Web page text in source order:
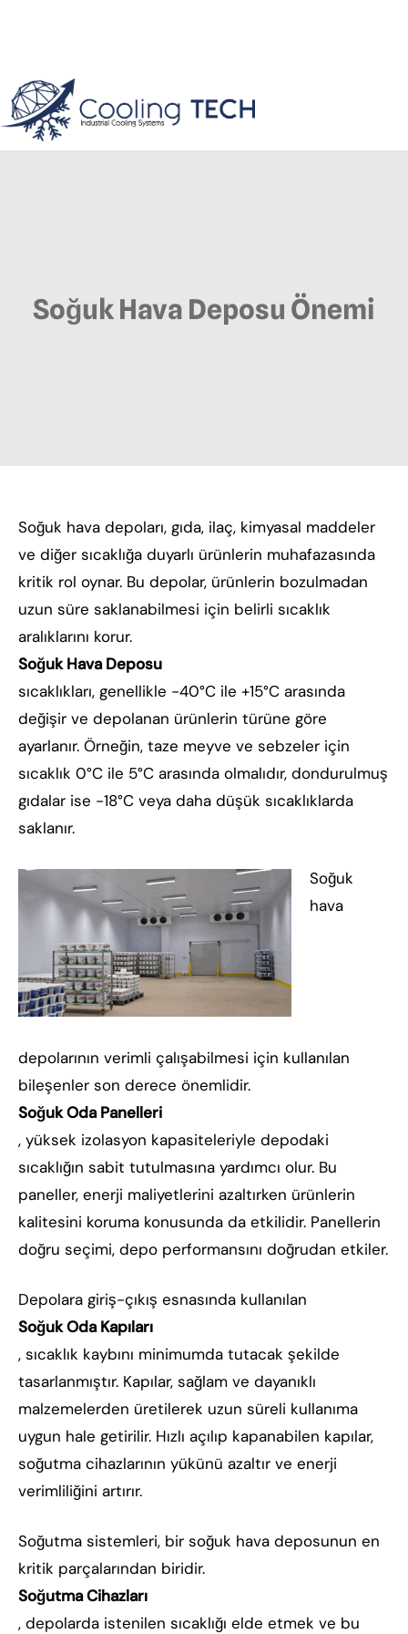
Soğuk Hava Deposu Önemi
Soğuk hava depoları, gıda, ilaç, kimyasal maddeler
ve diğer sıcaklığa duyarlı ürünlerin muhafazasında
kritik rol oynar. Bu depolar, ürünlerin bozulmadan
uzun süre saklanabilmesi için belirli sıcaklık
aralıklarını korur.
Soğuk Hava Deposu
sıcaklıkları, genellikle -40°C ile +15°C arasında
değişir ve depolanan ürünlerin türüne göre
ayarlanır. Örneğin, taze meyve ve sebzeler için
sıcaklık 0°C ile 5°C arasında olmalıdır, dondurulmuş
gıdalar ise -18°C veya daha düşük sıcaklıklarda
saklanır.
Soğuk
hava
depolarının verimli çalışabilmesi için kullanılan
bileşenler son derece önemlidir.
Soğuk Oda Panelleri
, yüksek izolasyon kapasiteleriyle depodaki
sıcaklığın sabit tutulmasına yardımcı olur. Bu
paneller, enerji maliyetlerini azaltırken ürünlerin
kalitesini koruma konusunda da etkilidir. Panellerin
doğru seçimi, depo performansını doğrudan etkiler.
Depolara giriş-çıkış esnasında kullanılan
Soğuk Oda Kapıları
, sıcaklık kaybını minimumda tutacak şekilde
tasarlanmıştır. Kapılar, sağlam ve dayanıklı
malzemelerden üretilerek uzun süreli kullanıma
uygun hale getirilir. Hızlı açılıp kapanabilen kapılar,
soğutma cihazlarının yükünü azaltır ve enerji
verimliliğini artırır.
Soğutma sistemleri, bir soğuk hava deposunun en
kritik parçalarından biridir.
Soğutma Cihazları
, depolarda istenilen sıcaklığı elde etmek ve bu